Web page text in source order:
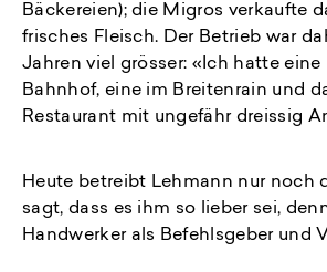
Bäckereien); die Migros verkaufte
frisches Fleisch. Der Betrieb war
Jahren viel grösser: «Ich hatte eine
Bahnhof, eine im Breitenrain und
Restaurant mit ungefähr dreissig
Heute betreibt Lehmann nur noch
sagt, dass es ihm so lieber sei,
Handwerker als Befehlsgeber und